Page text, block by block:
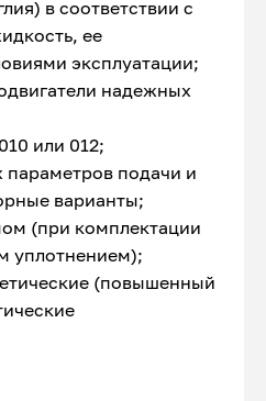
в соответствии с
ее
эксплуатации;
надежных
или 012;
подачи и
варианты;
(при комплектации
уплотнением);
(повышенный